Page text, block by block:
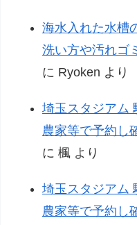
海水入れた水槽
洗い方や汚れゴ
に Ryoken より
埼玉スタジアム
農家等で予約し
に 楓 より
埼玉スタジアム
農家等で予約し